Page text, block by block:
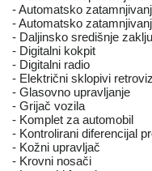
- Automatsko
- Automatsko
- Daljinsko središnje
- Digitalni kokpit
- Digitalni radio
- Električni sklopivi
- Glasovno upravljanje
- Grijač vozila
- Komplet za automobil
- Kontrolirani diferencijal
- Kožni upravljač
- Krovni nosači